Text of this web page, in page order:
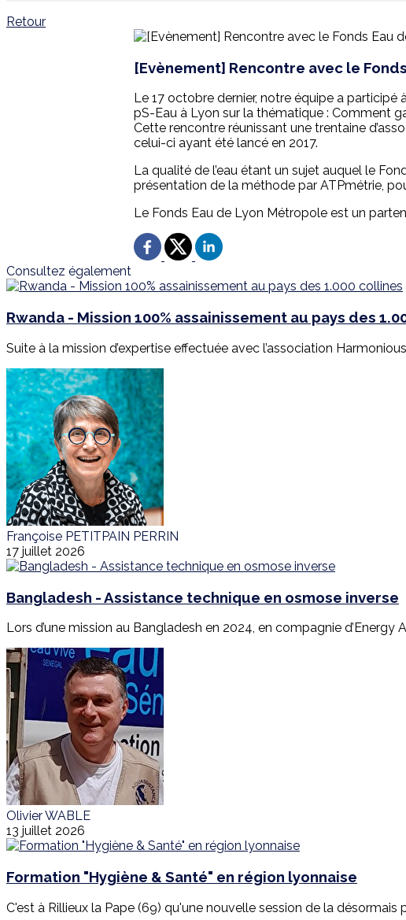
Retour
[Evènement] Rencontre avec le
Le 17 octobre dernier, notre équipe a participé
pS-Eau à Lyon sur la thématique : Comment
Cette rencontre réunissant une trentaine
celui-ci ayant été lancé en 2017.
La qualité de l’eau étant un sujet auquel le
présentation de la méthode par ATPmétrie,
Le Fonds Eau de Lyon Métropole est un
Consultez également
Rwanda - Mission 100% assainissement au pays des
Suite à la mission d’expertise effectuée avec l’association
Françoise PETITPAIN PERRIN
17 juillet 2026
Bangladesh - Assistance technique en osmose inverse
Lors d’une mission au Bangladesh en 2024, en compagnie d’Energy
Olivier WABLE
13 juillet 2026
Formation "Hygiène & Santé" en région lyonnaise
C'est à Rillieux la Pape (69) qu'une nouvelle session de la désormais